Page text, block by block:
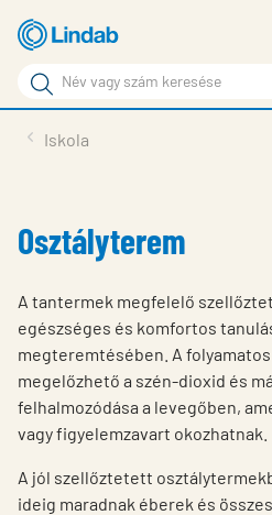
tartalomhoz
Keresési
kifejezés
Oldalak
keresése
Fenntarthatóság
Kapcsolat
Choose languge
Hungary
Iskola
Osztályterem
A tantermek megfelelő
egészséges és komfortos
megteremtésében. A
megelőzhető a szén-dioxid és
felhalmozódása a levegőben,
vagy figyelemzavart okozhatnak.
A jól szellőztetett
ideig maradnak éberek és